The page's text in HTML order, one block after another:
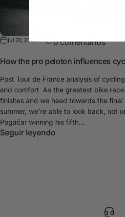
jul 31, 2026
0 comentarios
How the pro peloton influences
Post Tour de France analysis of
and comfort As the greatest bike
finishes and we head towards the final
summer, we’re able to look back, not
Pogačar winning his fifth...
Seguir leyendo